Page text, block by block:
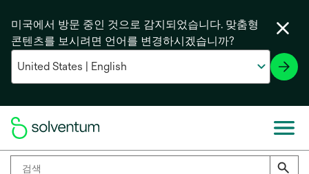
미국에서 방문 중인 것으로 감지되었습니다. 맞춤형
콘텐츠를 보시려면 언어를 변경하시겠습니까?